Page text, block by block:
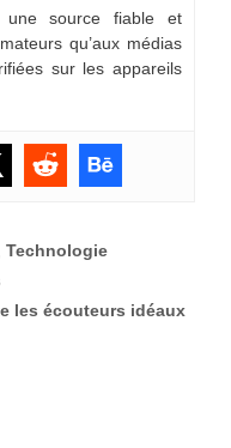
source fiable et
qu’aux médias
sur les appareils
Technologie
les écouteurs idéaux